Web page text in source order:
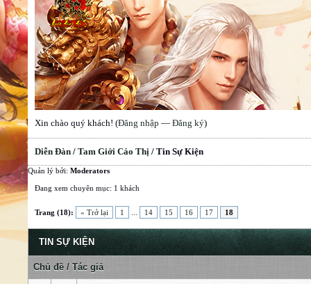
Xin chào quý khách! (Đăng nhập — Đăng ký)
Diễn Đàn / Tam Giới Cáo Thị / Tin Sự Kiện
Quản lý bởi: Moderators
Đang xem chuyên mục: 1 khách
Trang (18): « Trở lại 1 14 15 16 17 18
TIN SỰ KIỆN
Chủ đề / Tác giả